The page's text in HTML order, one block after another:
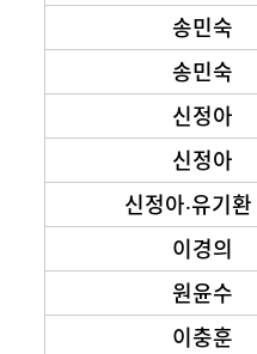
송민숙
송민숙
신정아
신정아
신정아‧유기
이경의
원윤수
이충훈